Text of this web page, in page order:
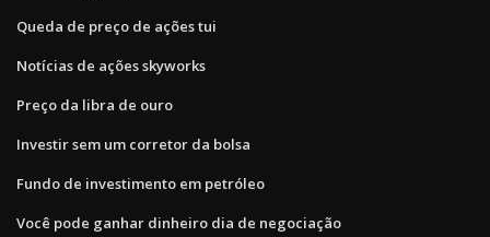
Queda de preço de ações tui
Notícias de ações skyworks
Preço da libra de ouro
Investir sem um corretor da bolsa
Fundo de investimento em petróleo
Você pode ganhar dinheiro dia de negociação